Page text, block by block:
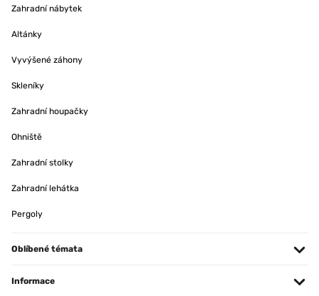
Zahradní nábytek
Altánky
Vyvýšené záhony
Skleníky
Zahradní houpačky
Ohniště
Zahradní stolky
Zahradní lehátka
Pergoly
Oblíbené témata
Informace